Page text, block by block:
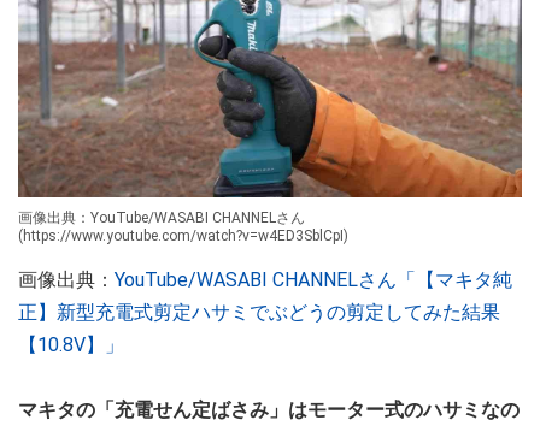
画像出典：YouTube/WASABI CHANNELさん
(https://www.youtube.com/watch?v=w4ED3SblCpI)
画像出典： YouTube/WASABI CHANNELさん「【マキタ純
正】新型充電式剪定ハサミでぶどうの剪定してみた結果
【10.8V】」
マキタの「充電せん定ばさみ」はモーター式のハサミなの